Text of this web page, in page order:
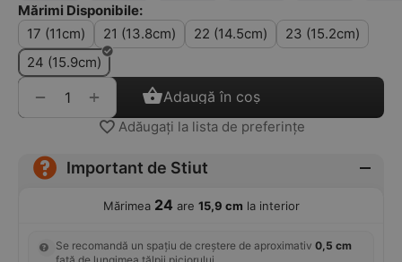
Mărimi Disponibile:
17 (11cm)
21 (13.8cm) 22 (14.5cm)
23 (15.2cm)
24 (15.9cm)
+
− Adaugă în coș
Adăugați la lista de preferințe
Important de Stiut
Mărimea 24 are 15,9 cm la interior
Se recomandă un spațiu de creștere de aproximativ 0,5 cm